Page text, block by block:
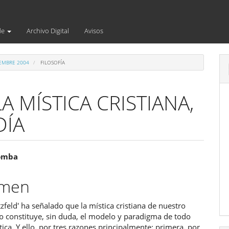
Archivo Digital Avisos
2004 FILOSOFÍA
MÍSTICA CRISTIANA,
ha señalado que la mística cristiana de nuestro
constituye, sin duda, el modelo y paradigma de todo
Y ello, por tres razones principalmente: primera, por